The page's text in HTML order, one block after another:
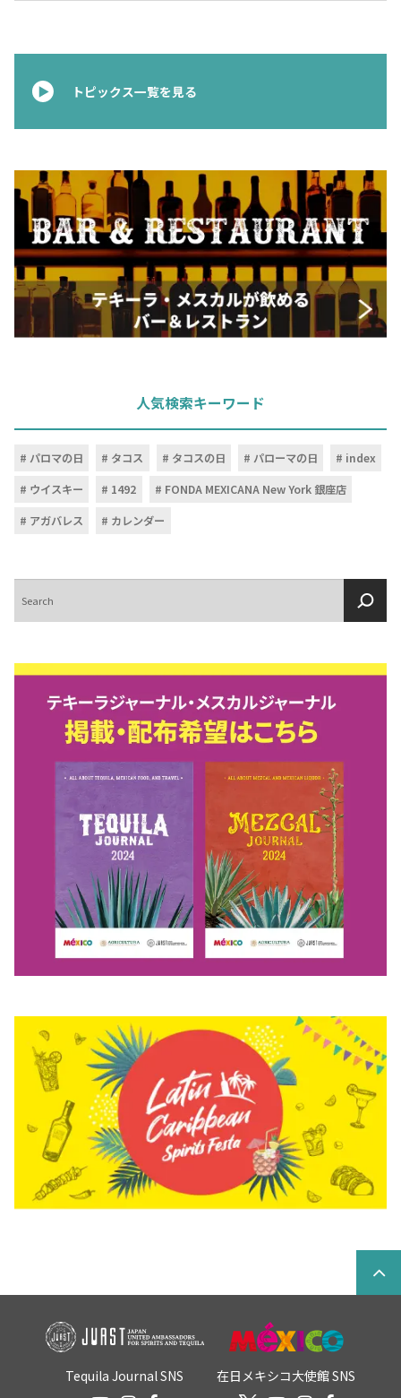
トピックス一覧を見る
人気検索キーワード
パロマの日 タコス タコスの日 パローマの日
index
ウイスキー
1492
FONDA MEXICANA New York 銀座店
アガバレス
カレンダー
索
Tequila Journal SNS 在日メキシコ大使館 SNS